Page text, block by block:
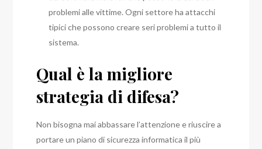
problemi alle vittime. Ogni settore ha attacchi
tipici che possono creare seri problemi a tutto il
sistema.
Qual è la migliore
strategia di difesa?
Non bisogna mai abbassare l’attenzione e riuscire a
portare un piano di sicurezza informatica il più